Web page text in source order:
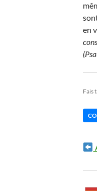
en
Fais